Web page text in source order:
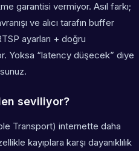
garantisi vermiyor. Asıl farkı;
ve alıcı tarafın buffer
ayarları + doğru
Yoksa “latency düşecek” diye
seviliyor?
Transport) internette daha
kayıplara karşı dayanıklılık